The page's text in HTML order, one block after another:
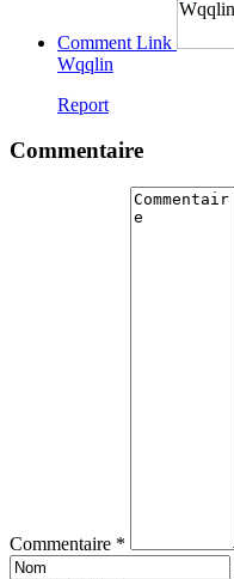
Comment Link
Wqqlin
Report
Commentaire
Commentaire *